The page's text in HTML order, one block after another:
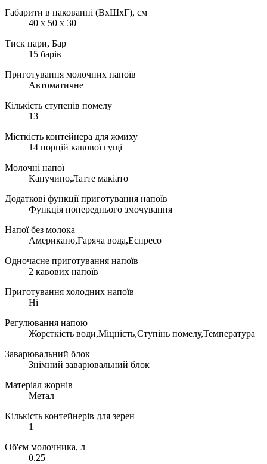
Габарити в пакованні (ВхШхГ), см
40 х 50 х 30
Тиск пари, Бар
15 барів
Приготування молочних напоїв
Автоматичне
Кількість ступенів помелу
13
Місткість контейнера для жмиху
14 порцій кавової гущі
Молочні напої
Капучино,Латте макіато
Додаткові функції приготування напоїв
Функція попереднього змочування
Напої без молока
Американо,Гаряча вода,Еспресо
Одночасне приготування напоїв
2 кавових напоїв
Приготування холодних напоїв
Ні
Регулювання напою
Жорсткість води,Міцність,Ступінь помелу,Температура
Заварювальний блок
Знімний заварювальний блок
Матеріал жорнів
Метал
Кількість контейнерів для зерен
1
Об'єм молочника, л
0.25